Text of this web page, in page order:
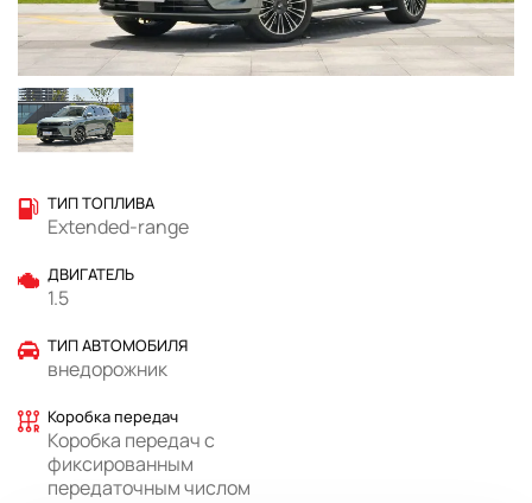
ТИП ТОПЛИВА
Extended-range
ДВИГАТЕЛЬ
1.5
ТИП АВТОМОБИЛЯ
внедорожник
Коробка передач
Коробка передач с
фиксированным
передаточным числом